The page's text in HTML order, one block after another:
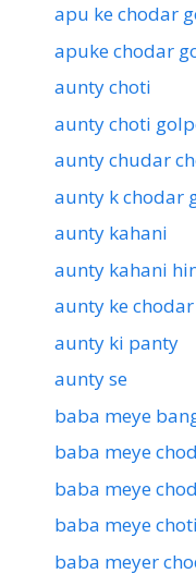
apu ke chodar
apuke chodar
aunty choti
aunty choti
aunty chudar
aunty k chodar
aunty kahani
aunty kahani
aunty ke
aunty ki panty
aunty se
baba meye
baba meye
baba meye
baba meye choti
baba meyer